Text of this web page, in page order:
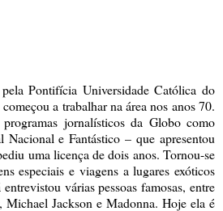
Pontifícia Universidade Católica do
a trabalhar na área nos anos 70.
jornalísticos da Globo como
e Fantástico – que apresentou
uma licença de dois anos. Tornou-se
especiais e viagens a lugares exóticos
várias pessoas famosas, entre
Michael Jackson e Madonna. Hoje ela é